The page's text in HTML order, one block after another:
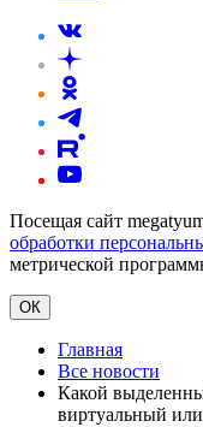
Посещая сайт
обработки
метрической
ОК
Главная
Все новости
Какой
виртуальный